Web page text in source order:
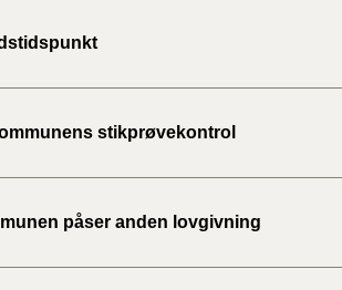
stikprøvekontrol
påser anden lovgivning